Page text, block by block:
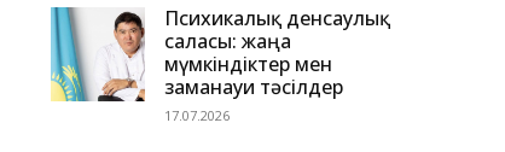
Психикалық денсаулық
саласы: жаңа
мүмкіндіктер мен
заманауи тәсілдер
17.07.2026